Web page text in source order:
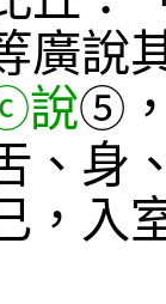
廣說
說⑤
、身
，入